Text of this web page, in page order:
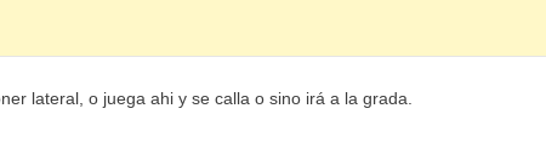
lateral, o juega ahi y se calla o sino irá a la grada.